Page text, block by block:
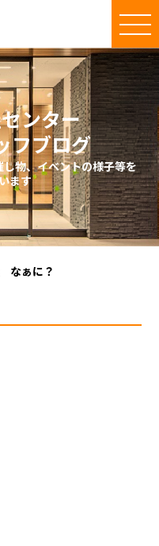
ンター
フブログ
物、イベントの様子等を
ます
なぁに？